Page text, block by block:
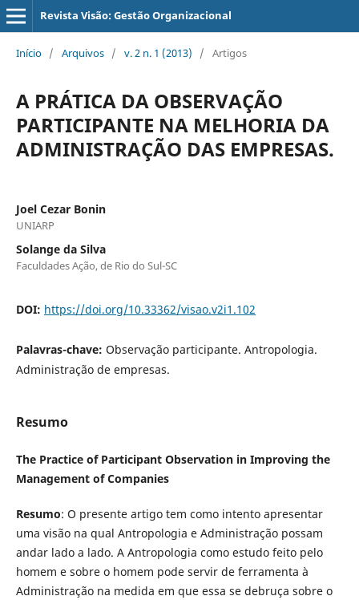
Revista Visão: Gestão Organizacional
Início / Arquivos / v. 2 n. 1 (2013) / Artigos
A PRÁTICA DA OBSERVAÇÃO
PARTICIPANTE NA MELHORIA DA
ADMINISTRAÇÃO DAS EMPRESAS.
Joel Cezar Bonin
UNIARP
Solange da Silva
Faculdades Ação, de Rio do Sul-SC
DOI: https://doi.org/10.33362/visao.v2i1.102
Palavras-chave: Observação participante. Antropologia.
Administração de empresas.
Resumo
The Practice of Participant Observation in Improving the
Management of Companies
Resumo: O presente artigo tem como intento apresentar
uma visão na qual Antropologia e Administração possam
andar lado a lado. A Antropologia como estudo feito pelo
homem e sobre o homem pode servir de ferramenta à
Administração na medida em que essa se debruça sobre o